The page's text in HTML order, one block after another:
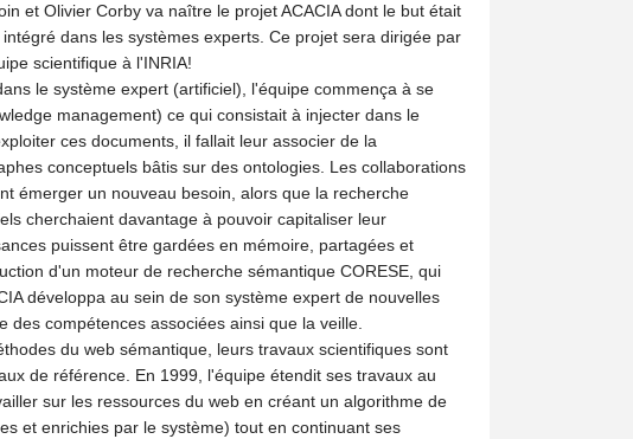
et Olivier Corby va naître le projet ACACIA dont le but était
dans les systèmes experts. Ce projet sera dirigée par
scientifique à l'INRIA!
le système expert (artificiel), l'équipe commença à se
management) ce qui consistait à injecter dans le
ces documents, il fallait leur associer de la
conceptuels bâtis sur des ontologies. Les collaborations
émerger un nouveau besoin, alors que la recherche
cherchaient davantage à pouvoir capitaliser leur
puissent être gardées en mémoire, partagées et
d'un moteur de recherche sémantique CORESE, qui
développa au sein de son système expert de nouvelles
compétences associées ainsi que la veille.
du web sémantique, leurs travaux scientifiques sont
de référence. En 1999, l'équipe étendit ses travaux au
sur les ressources du web en créant un algorithme de
et enrichies par le système) tout en continuant ses